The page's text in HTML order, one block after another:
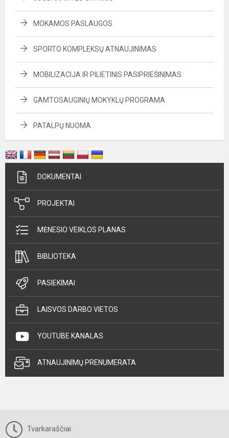
MOKAMOS PASLAUGOS
SPORTO KOMPLEKSŲ ATNAUJINIMAS
MOBILIZACIJA IR PILIETINIS PASIPRIEŠINIMAS
GAMTOSAUGINIŲ MOKYKLŲ PROGRAMA
PATALPŲ NUOMA
DOKUMENTAI
PROJEKTAI
MĖNESIO VEIKLOS PLANAS
BIBLIOTEKA
PASIEKIMAI
LAISVOS DARBO VIETOS
YOUTUBE KANALAS
ATNAUJINIMŲ PRENUMERATA
Tvarkaraščiai